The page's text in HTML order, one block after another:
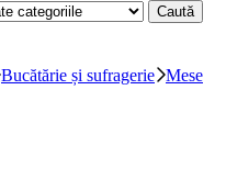
Caută
Bucătărie și sufragerie Mese